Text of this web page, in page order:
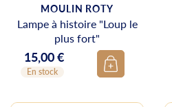
MOULIN ROTY
Lampe à histoire "Loup le
plus fort"
Prix
15,00 €
En stock